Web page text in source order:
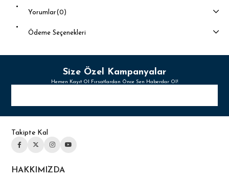
Yorumlar(0)
Ödeme Seçenekleri
Size Özel Kampanyalar
Hemen Kayıt Ol Fırsatlardan Önce Sen Haberdar Ol!
Takipte Kal
HAKKIMIZDA